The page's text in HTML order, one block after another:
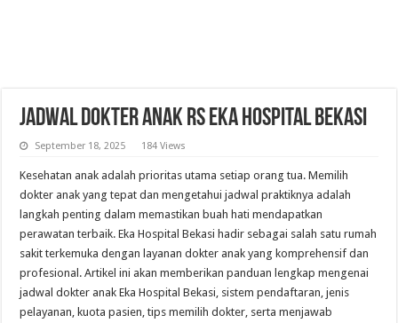
Jadwal Dokter Anak RS Eka Hospital Bekasi
September 18, 2025 184 Views
Kesehatan anak adalah prioritas utama setiap orang tua. Memilih
dokter anak yang tepat dan mengetahui jadwal praktiknya adalah
langkah penting dalam memastikan buah hati mendapatkan
perawatan terbaik. Eka Hospital Bekasi hadir sebagai salah satu rumah
sakit terkemuka dengan layanan dokter anak yang komprehensif dan
profesional. Artikel ini akan memberikan panduan lengkap mengenai
jadwal dokter anak Eka Hospital Bekasi, sistem pendaftaran, jenis
pelayanan, kuota pasien, tips memilih dokter, serta menjawab